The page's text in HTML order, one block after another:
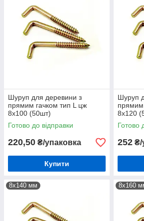
Шуруп для деревини з
прямим гачком тип L цж
8х100 (50шт)
Готово до відправки
220,50 ₴/упаковка
Купити
Шуруп
прямим
8х120
Готово
252 ₴/
8х140 мм 8х160